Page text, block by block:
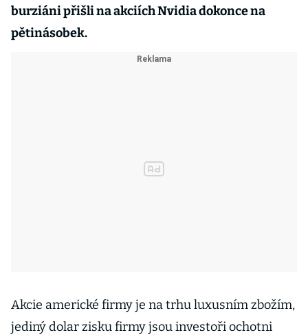
burziáni přišli na akciích Nvidia dokonce na
pětinásobek.
Akcie americké firmy je na trhu luxusním zbožím,
jediný dolar zisku firmy jsou investoři ochotni